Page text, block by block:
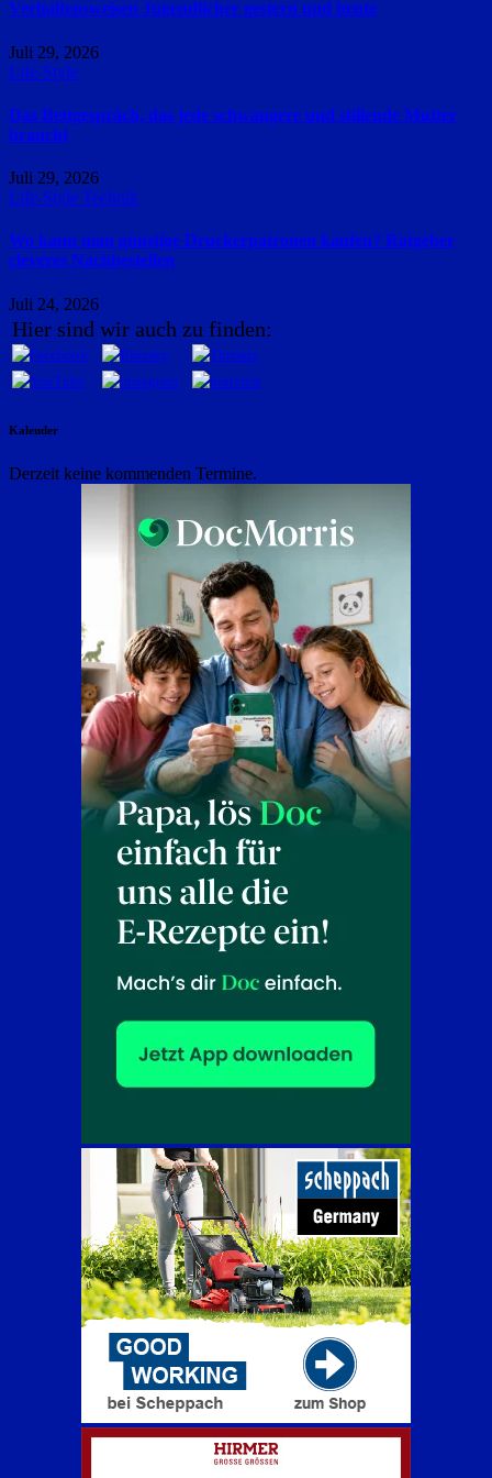
Verhaltensweisen Jugendlicher gestern und heute
Juli 29, 2026
Life-Style
Das Bettgespräch, das jede schwangere und stillende Mutter
braucht
Juli 29, 2026
Life-Style Technik
Wo kann man günstige Druckerpatronen kaufen? Ratgeber
cleveres Nachbestellen
Juli 24, 2026
Hier sind wir auch zu finden:
Kalender
Derzeit keine kommenden Termine.